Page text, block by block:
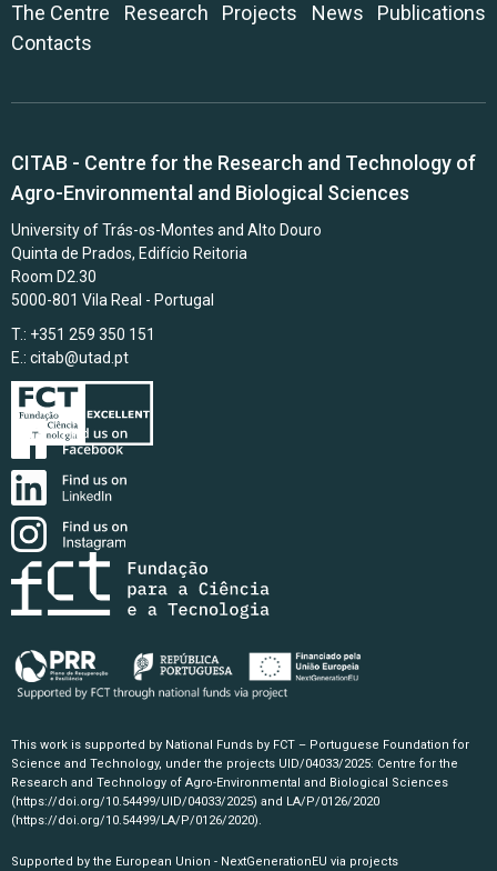
The Centre Research Projects News
Publications
Contacts
CITAB - Centre for the Research and Technology of
Agro-Environmental and Biological Sciences
University of Trás-os-Montes and Alto Douro
Quinta de Prados, Edifício Reitoria
Room D2.30
5000-801 Vila Real - Portugal
T.: +351 259 350 151
E.: citab@utad.pt
This work is supported by National Funds by FCT – Portuguese Foundation for
Science and Technology, under the projects UID/04033/2025: Centre for the
Research and Technology of Agro-Environmental and Biological Sciences
(https://doi.org/10.54499/UID/04033/2025) and LA/P/0126/2020
(https://doi.org/10.54499/LA/P/0126/2020).
Supported by the European Union - NextGenerationEU via projects